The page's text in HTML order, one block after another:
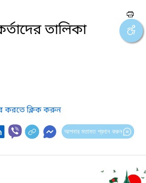
তালিকা
করতে ক্লিক করুন
আপনার মতামত প্রদান করুন